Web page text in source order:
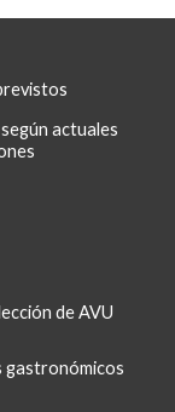
actuales
de AVU
gastronómicos